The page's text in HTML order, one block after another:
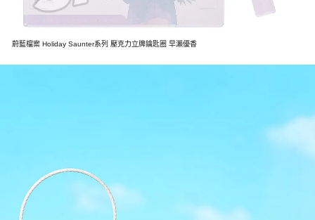
蔚藍檔案 Holiday Saunter系列 壓克力立牌鑰匙圈 早瀨優香